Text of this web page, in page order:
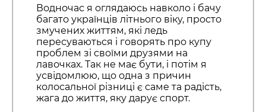
Водночас я оглядаюсь навколо і бачу
багато українців літнього віку, просто
змучених життям, які ледь
пересуваються і говорять про купу
проблем зі своїми друзями на
лавочках. Так не має бути, і потім я
усвідомлюю, що одна з причин
колосальної різниці є саме та радість,
жага до життя, яку дарує спорт.